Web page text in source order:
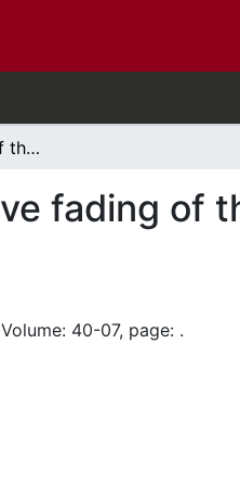
A characterization of the frequency selective fading of the mobile radio channel.
fading of
40-07, page: .